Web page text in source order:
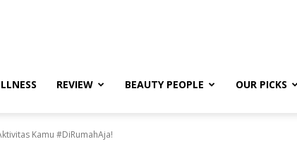
REVIEW BEAUTY PEOPLE OUR PICKS
Kamu #DiRumahAja!